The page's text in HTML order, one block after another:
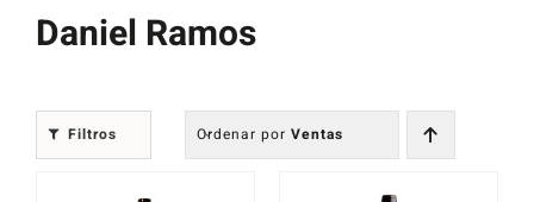
Destilados
Daniel Ramos
Filtros Ordenar por Ventas